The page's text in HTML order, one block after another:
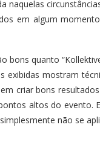
naquelas
em algum
bons quanto
exibidas mostram
criar bons
altos do evento.
não se